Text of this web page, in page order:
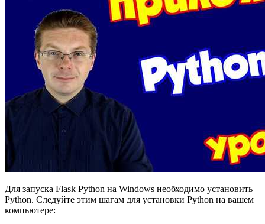
Для запуска Flask Python на Windows необходимо установить
Python. Следуйте этим шагам для установки Python на вашем
компьютере: